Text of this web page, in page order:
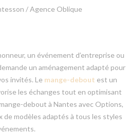
/ Agence Oblique
un événement d’entreprise ou
un aménagement adapté pour
invités. Le mange-debout est un
les échanges tout en optimisant
debout à Nantes avec Options,
de modèles adaptés à tous les styles